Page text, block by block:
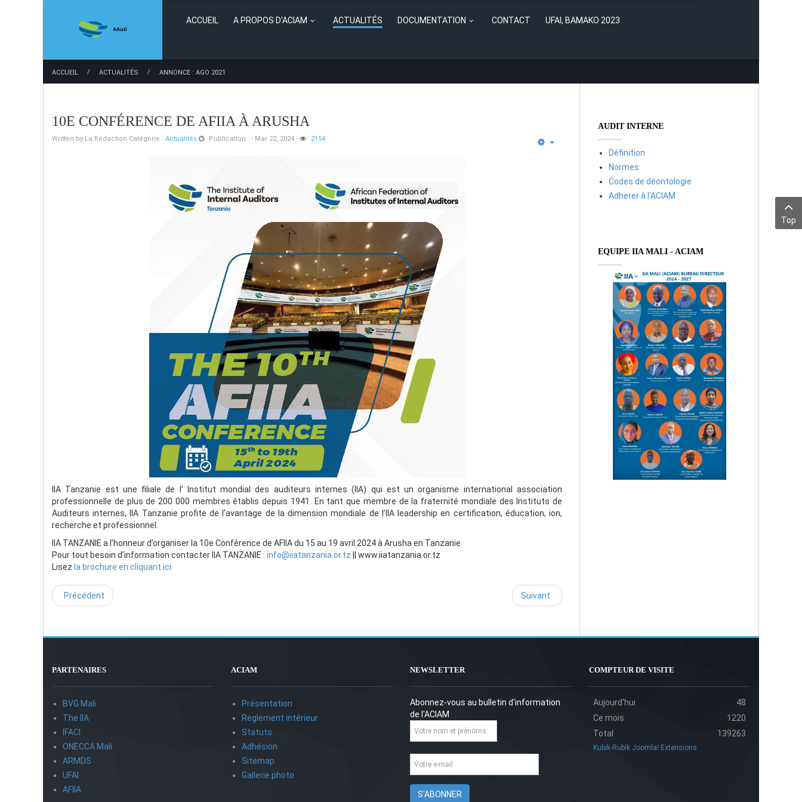
ACCUEIL A PROPOS D'ACIAM ACTUALITÉS DOCUMENTATION CONTACT UFAI, BAMAKO 2023
ACCUEIL / ACTUALITÉS / ANNONCE : AGO 2021
10E CONFÉRENCE DE AFIIA À ARUSHA
Written by La Rédaction Catégorie : Actualités Publication : - Mar 22, 2024 - 2154
IIA Tanzanie est une filiale de l’ Institut mondial des auditeurs internes (IIA) qui est un organisme international association
professionnelle de plus de 200 000 membres établis depuis 1941. En tant que membre de la fraternité mondiale des Instituts de
Auditeurs internes, IIA Tanzanie profite de l’avantage de la dimension mondiale de l’IIA leadership en certification, éducation, ion,
recherche et professionnel.
IIA TANZANIE a l’honneur d’organiser la 10e Conférence de AFIIA du 15 au 19 avril 2024 à Arusha en Tanzanie.
Pour tout besoin d’information contacter IIA TANZANIE : info@iiatanzania.or.tz || www.iiatanzania.or.tz
Lisez la brochure en cliquant ici
Précédent Suivant
AUDIT INTERNE
Définition
Normes
Codes de déontologie
Adherer à l'ACIAM
EQUIPE IIA MALI - ACIAM
PARTENAIRES
BVG Mali
The IIA
IFACI
ONECCA Mali
ARMDS
UFAI
AFIIA
ACIAM
Présentation
Reglement intérieur
Statuts
Adhésion
Sitemap
Gallerie photo
NEWSLETTER
Abonnez-vous au bulletin d'information
de l'ACIAM
COMPTEUR DE VISITE
Aujourd'hui
48
Ce mois
1220
Total
139263
Kubik-Rubik Joomla! Extensions
Top